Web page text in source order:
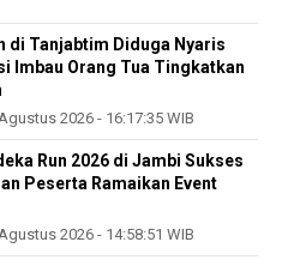
di Tanjabtim Diduga Nyaris
Imbau Orang Tua Tingkatkan
2026 - 16:17:35 WIB
Run 2026 di Jambi Sukses
Peserta Ramaikan Event
2026 - 14:58:51 WIB